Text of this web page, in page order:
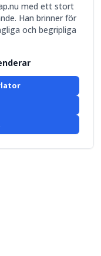
med ett stort
Han brinner för
och begripliga